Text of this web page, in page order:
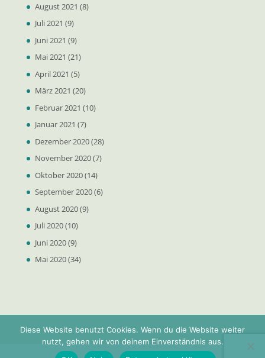
August 2021 (8)
Juli 2021 (9)
Juni 2021 (9)
Mai 2021 (21)
April 2021 (5)
März 2021 (20)
Februar 2021 (10)
Januar 2021 (7)
Dezember 2020(28)
November 2020(7)
Oktober 2020(14)
September 2020(6)
August 2020(9)
Juli 2020(10)
Juni 2020(9)
Mai 2020(34)
Diese Website benutzt Cookies. Wenn du die Website weiter
nutzt, gehen wir von deinem Einverständnis aus.